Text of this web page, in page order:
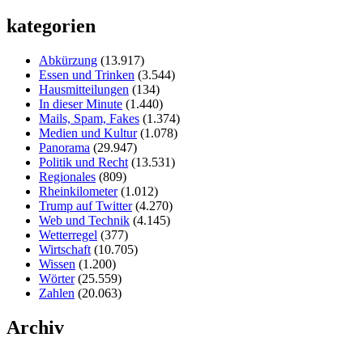
kategorien
Abkürzung (13.917)
Essen und Trinken (3.544)
Hausmitteilungen (134)
In dieser Minute (1.440)
Mails, Spam, Fakes (1.374)
Medien und Kultur(1.078)
Panorama (29.947)
Politik und Recht (13.531)
Regionales (809)
Rheinkilometer(1.012)
Trump auf Twitter(4.270)
Web und Technik (4.145)
Wetterregel (377)
Wirtschaft (10.705)
Wissen (1.200)
Wörter(25.559)
Zahlen (20.063)
Archiv